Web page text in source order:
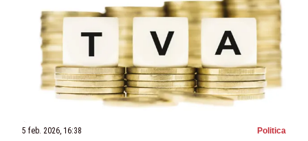
5 feb. 2026, 16:38 Politica